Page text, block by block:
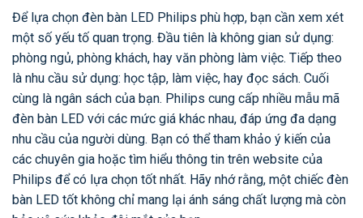
Để lựa chọn đèn bàn LED Philips phù hợp, bạn cần xem xét
một số yếu tố quan trọng. Đầu tiên là không gian sử dụng:
phòng ngủ, phòng khách, hay văn phòng làm việc. Tiếp theo
là nhu cầu sử dụng: học tập, làm việc, hay đọc sách. Cuối
cùng là ngân sách của bạn. Philips cung cấp nhiều mẫu mã
đèn bàn LED với các mức giá khác nhau, đáp ứng đa dạng
nhu cầu của người dùng. Bạn có thể tham khảo ý kiến của
các chuyên gia hoặc tìm hiểu thông tin trên website của
Philips để có lựa chọn tốt nhất. Hãy nhớ rằng, một chiếc đèn
bàn LED tốt không chỉ mang lại ánh sáng chất lượng mà còn